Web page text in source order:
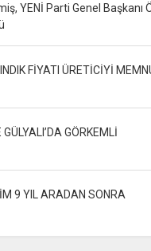
YENİ Parti Genel Başkanı
FİYATI ÜRETİCİYİ
GÜLYALI’DA GÖRKEMLİ
9 YIL ARADAN SONRA